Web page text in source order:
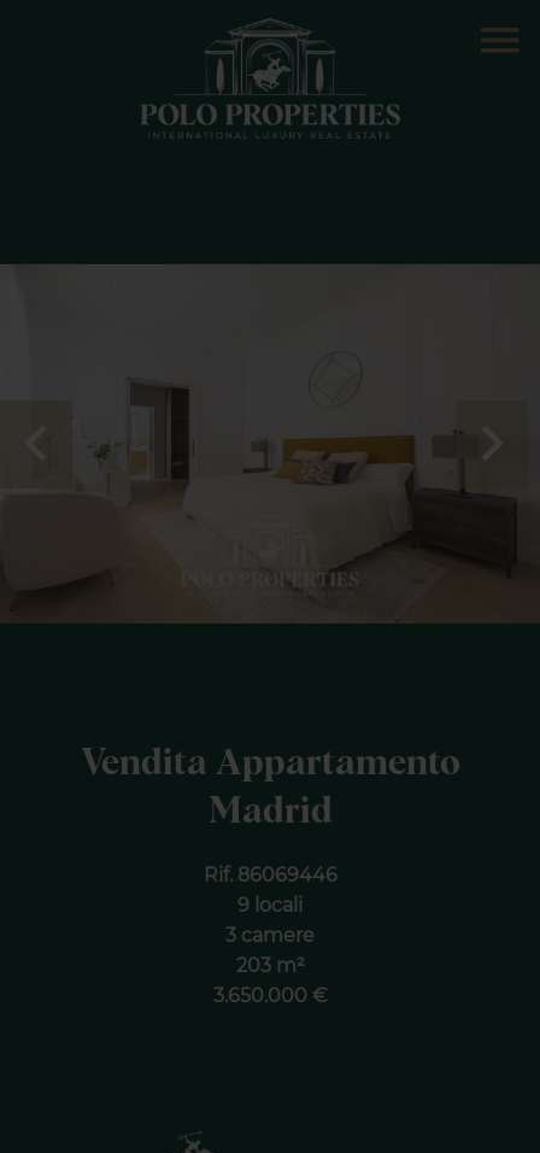
Vendita Appartamento
Madrid
Rif. 86069446
9 locali
3 camere
203 m²
3.650.000 €